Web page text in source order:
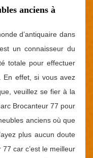
anciens à
d’antiquaire dans
un connaisseur du
totale pour effectuer
En effet, si vous avez
veuillez se fier à la
Brocanteur 77 pour
anciens où que
plus aucun doute
car c’est le meilleur